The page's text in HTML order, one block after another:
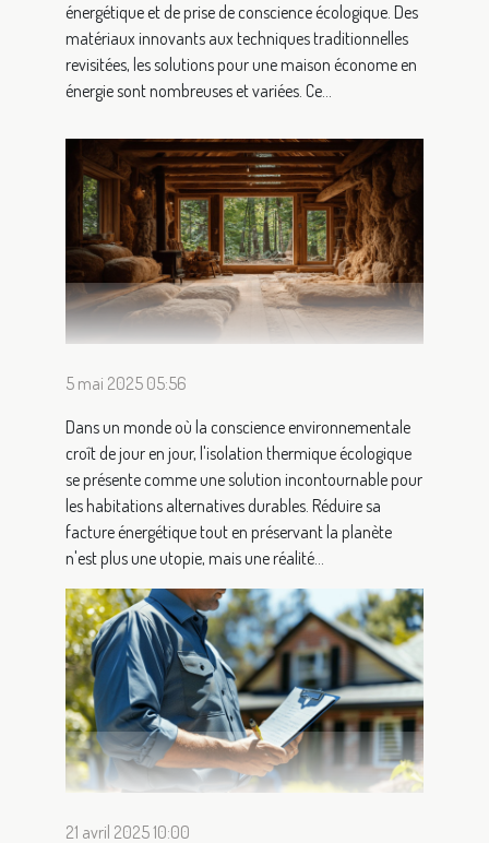
énergétique et de prise de conscience écologique. Des
matériaux innovants aux techniques traditionnelles
revisitées, les solutions pour une maison économe en
énergie sont nombreuses et variées. Ce...
5 mai 2025 05:56
Dans un monde où la conscience environnementale
croît de jour en jour, l'isolation thermique écologique
se présente comme une solution incontournable pour
les habitations alternatives durables. Réduire sa
facture énergétique tout en préservant la planète
n'est plus une utopie, mais une réalité...
21 avril 2025 10:00